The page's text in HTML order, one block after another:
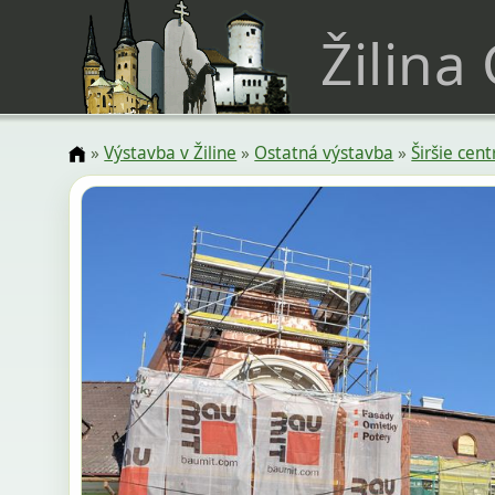
Žilina
»Výstavba v Žiline » Ostatná výstavba »Širšie